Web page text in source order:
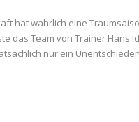
hat wahrlich eine
das Team von Trainer Hans
nur ein